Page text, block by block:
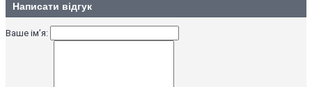
Написати відгук
Ваше ім’я: